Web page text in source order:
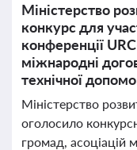
Міністерство
конкурс для
конференції
міжнародні
технічної
Міністерство
оголосило
громад, асоціацій